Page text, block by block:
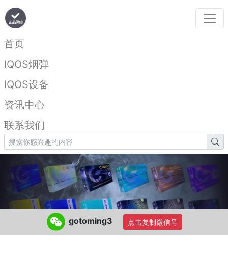
首页
IQOS烟弹
IQOS设备
资讯中心
联系我们
gotoming3 点击复制微信号